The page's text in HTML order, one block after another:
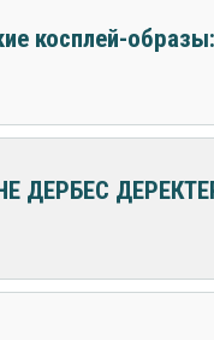
косплей-
ДЕРБЕС